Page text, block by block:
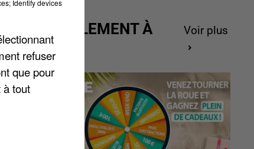
ACTUELLEMENT À
GAGNER
Voir plus
Identify devices
refuser
que pour
à tout